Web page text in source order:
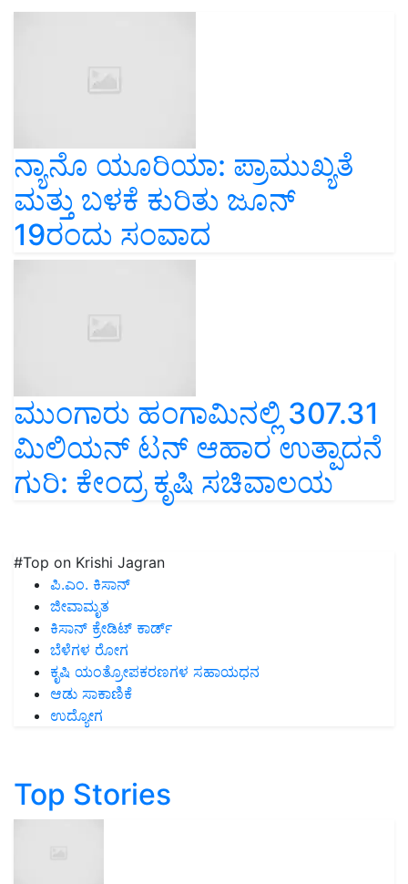
ನ್ಯಾನೊ ಯೂರಿಯಾ: ಪ್ರಾಮುಖ್ಯತೆ
ಮತ್ತು ಬಳಕೆ ಕುರಿತು ಜೂನ್
19ರಂದು ಸಂವಾದ
ಮುಂಗಾರು ಹಂಗಾಮಿನಲ್ಲಿ 307.31
ಮಿಲಿಯನ್ ಟನ್ ಆಹಾರ ಉತ್ಪಾದನೆ
ಗುರಿ: ಕೇಂದ್ರ ಕೃಷಿ ಸಚಿವಾಲಯ
#Top on Krishi Jagran
ಪಿ.ಎಂ. ಕಿಸಾನ್
ಜೀವಾಮೃತ
ಕಿಸಾನ್ ಕ್ರೇಡಿಟ್ ಕಾರ್ಡ್
ಬೆಳೆಗಳ ರೋಗ
ಕೃಷಿ ಯಂತ್ರೋಪಕರಣಗಳ ಸಹಾಯಧನ
ಆಡು ಸಾಕಾಣಿಕೆ
ಉದ್ಯೋಗ
Top Stories